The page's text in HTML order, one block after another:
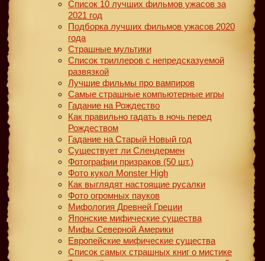
Список 10 лучших фильмов ужасов за
2021 год
Подборка лучших фильмов ужасов 2020
года
Страшные мультики
Список триллеров с непредсказуемой
развязкой
Лучшие фильмы про вампиров
Самые страшные компьютерные игры
Гадание на Рождество
Как правильно гадать в ночь перед
Рождеством
Гадание на Старый Новый год
Существует ли Слендермен
Фотографии призраков (50 шт.)
Фото кукол Monster High
Как выглядят настоящие русалки
Фото огромных пауков
Мифология Древней Греции
Японские мифические существа
Мифы Северной Америки
Европейские мифические существа
Список самых страшных книг о мистике